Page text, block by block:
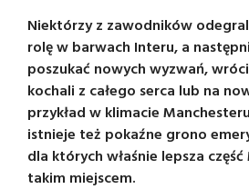
Niektórzy z zawodników
rolę w barwach Interu, a
poszukać nowych wyzwań,
kochali z całego serca lub na
przykład w klimacie
istnieje też pokaźne grono
dla których właśnie lepsza
takim miejscem.